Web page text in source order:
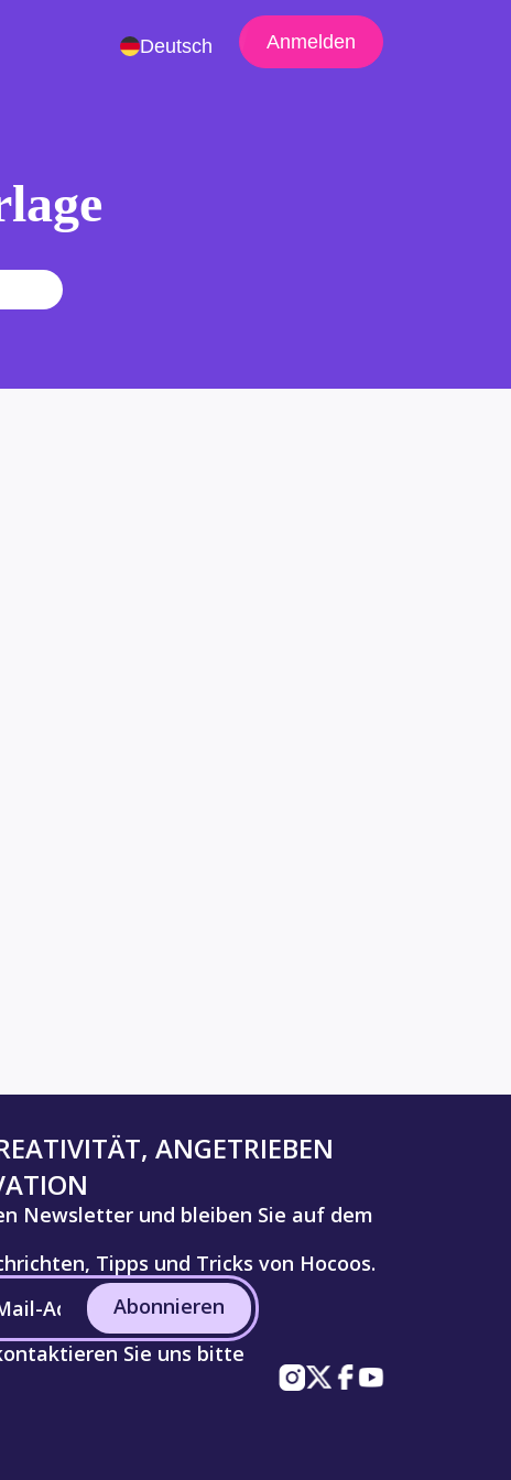
Deutsch Anmelden
ANGETRIEBEN
Newsletter und bleiben Sie auf dem
Tipps und Tricks von Hocoos.
Abonnieren
Sie uns bitte